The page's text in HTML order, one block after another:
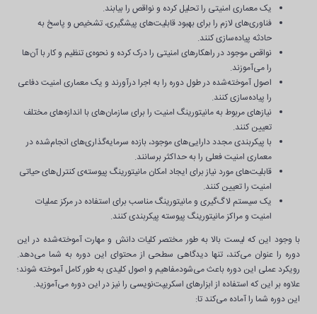
یک معماری امنیتی را تحلیل کرده و نواقص را بیابند.
فناوری‌های لازم را برای بهبود قابلیت‌های پیشگیری، تشخیص و پاسخ به
حادثه پیاده‌سازی کنند.
نواقص موجود در راهکارهای امنیتی را درک کرده و نحوه‌ی تنظیم و کار با آن‌ها
را می‌آموزند.
اصول آموخته‌شده در طول دوره را به اجرا درآورند و یک معماری امنیت دفاعی
را پیاده‌سازی کنند.
نیازهای مربوط به مانیتورینگ امنیت را برای سازمان‌های با اندازه‌های مختلف
تعیین کنند.
با پیکربندی مجدد دارایی‌های موجود، بازده سرمایه‌گذاری‌های انجام‌‌شده در
معماری امنیت فعلی را به حداکثر برسانند.
قابلیت‌های مورد نیاز برای ایجاد امکان مانیتورینگ پیوسته‌ی کنترل‌های حیاتی
امنیت را تعیین کنند.
یک سیستم لاگ‌گیری و مانیتورینگ مناسب برای استفاده در مرکز عملیات
امنیت و مراکز مانیتورینگ پیوسته پیکربندی کنند.
با وجود این که لیست بالا به طور مختصر کلیات دانش و مهارت آموخته‌شده در این
دوره را عنوان می‌کند، تنها دیدگاهی سطحی از محتوای این دوره به شما می‌دهد.
رویکرد عملی این دوره باعث می‌شودمفاهیم و اصول کلیدی به طور کامل آموخته شوند؛
علاوه بر این که استفاده از ابزارهای اسکریپت‌نویسی را نیز در این دوره می‌آموزید.
این دوره شما را آماده می‌کند تا: